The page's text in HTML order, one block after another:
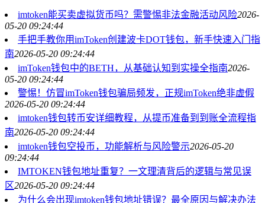
imtoken能买卖虚拟货币吗？需警惕非法金融活动风险2026-
05-20 09:24:44
手把手教你用imToken创建波卡DOT钱包，新手快速入门指
南2026-05-20 09:24:44
imToken钱包中的BETH，从基础认知到实操全指南2026-
05-20 09:24:44
警惕！仿冒imToken钱包骗局频发，正规imToken绝非虚假
2026-05-20 09:24:44
imtoken钱包转币安详细教程，从提币准备到到账全流程指
南2026-05-20 09:24:44
imtoken钱包空投币，功能解析与风险警示2026-05-20
09:24:44
IMTOKEN钱包地址重复？一文理清背后的逻辑与常见误
区2026-05-20 09:24:44
为什么会出现imtoken钱包地址错误？最全原因与解决办法